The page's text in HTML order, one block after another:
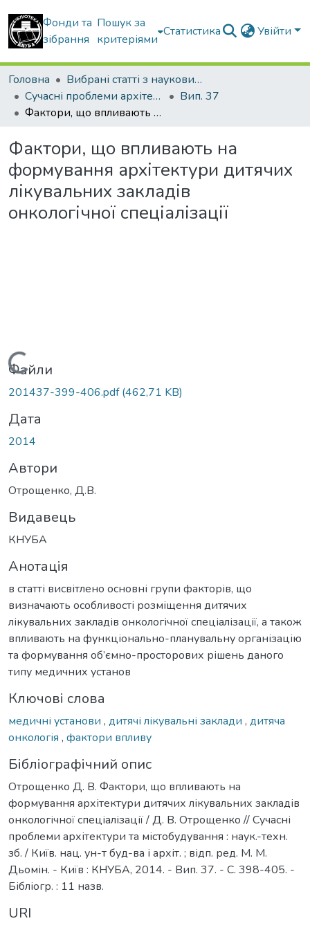
Фонди та
зібрання
Пошук за
критеріями
Статистика Увійти
Головна
Вибрані статті з наукових збірників КНУБА
Сучасні проблеми архітектури та містобудування
Вип. 37
Фактори, що впливають на формування архітектури дитячих лікувальних закладів онкологічної спеціалізації
Фактори, що впливають на
формування архітектури дитячих
лікувальних закладів
онкологічної спеціалізації
Вантажиться...
Файли
201437-399-406.pdf(462,71 KB)
Дата
2014
Автори
Отрощенко, Д.В.
Видавець
КНУБА
Анотація
в статті висвітлено основні групи факторів, що
визначають особливості розміщення дитячих
лікувальних закладів онкологічної спеціалізації, а також
впливають на функціонально-планувальну організацію
та формування об’ємно-просторових рішень даного
типу медичних установ
Ключові слова
медичні установи , дитячі лікувальні заклади , дитяча
онкологія , фактори впливу
Бібліографічний опис
Отрощенко Д. В. Фактори, що впливають на
формування архітектури дитячих лікувальних закладів
онкологічної спеціалізації / Д. В. Отрощенко // Сучасні
проблеми архітектури та містобудування : наук.-техн.
зб. / Київ. нац. ун-т буд-ва і архіт. ; відп. ред. М. М.
Дьомін. - Київ : КНУБА, 2014. - Вип. 37. - С. 398-405. -
Бібліогр. : 11 назв.
URI